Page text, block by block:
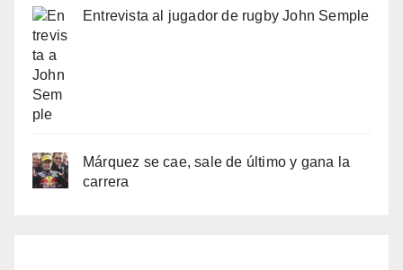
Entrevista al jugador de rugby John Semple
Márquez se cae, sale de último y gana la
carrera